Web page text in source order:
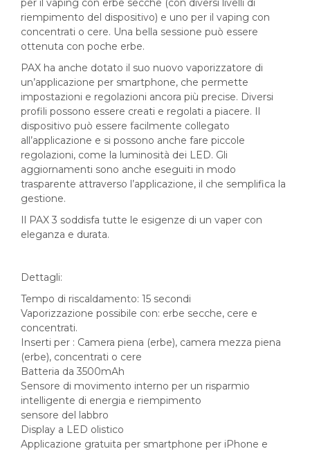
per il vaping con erbe secche (con diversi livelli di
riempimento del dispositivo) e uno per il vaping con
concentrati o cere. Una bella sessione può essere
ottenuta con poche erbe.
PAX ha anche dotato il suo nuovo vaporizzatore di
un’applicazione per smartphone, che permette
impostazioni e regolazioni ancora più precise. Diversi
profili possono essere creati e regolati a piacere. Il
dispositivo può essere facilmente collegato
all’applicazione e si possono anche fare piccole
regolazioni, come la luminosità dei LED. Gli
aggiornamenti sono anche eseguiti in modo
trasparente attraverso l’applicazione, il che semplifica la
gestione.
Il PAX 3 soddisfa tutte le esigenze di un vaper con
eleganza e durata.
Dettagli:
Tempo di riscaldamento: 15 secondi
Vaporizzazione possibile con: erbe secche, cere e
concentrati.
Inserti per : Camera piena (erbe), camera mezza piena
(erbe), concentrati o cere
Batteria da 3500mAh
Sensore di movimento interno per un risparmio
intelligente di energia e riempimento
sensore del labbro
Display a LED olistico
Applicazione gratuita per smartphone per iPhone e